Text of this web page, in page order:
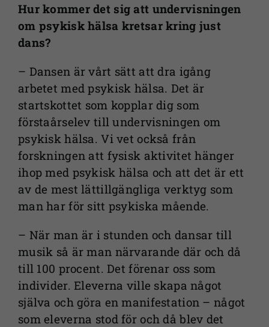
Hur kommer det sig att undervisningen
om psykisk hälsa kretsar kring just
dans?
– Dansen är vårt sätt att dra igång
arbetet med psykisk hälsa. Det är
startskottet som kopplar dig som
förstaårselev till undervisningen om
psykisk hälsa. Vi vet också från
forskningen att fysisk aktivitet hänger
ihop med psykisk hälsa och att det är ett
av de mest lättillgängliga verktyg som
man har för sitt psykiska mående.
– När man är i stunden och dansar till
musik så är man närvarande där och då
till 100 procent. Det förenar oss som
individer. Eleverna ville skapa något
själva och göra en manifestation – något
som eleverna stod för och då blev det